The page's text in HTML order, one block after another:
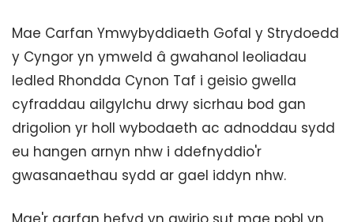
Mae Carfan Ymwybyddiaeth Gofal y Strydoedd
y Cyngor yn ymweld â gwahanol leoliadau
ledled Rhondda Cynon Taf i geisio gwella
cyfraddau ailgylchu drwy sicrhau bod gan
drigolion yr holl wybodaeth ac adnoddau sydd
eu hangen arnyn nhw i ddefnyddio'r
gwasanaethau sydd ar gael iddyn nhw.